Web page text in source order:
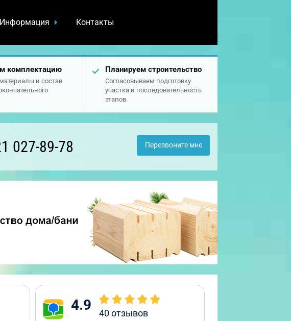
Информация Контакты
комплектацию
и состав
Планируем строительство
Согласовываем подготовку
участка и последовательность
этапов.
027-89-78 Перезвоните мне
4.9 40отзывов